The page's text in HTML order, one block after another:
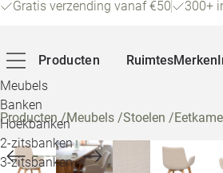
Gratis verzending vanaf €50 300+
Producten
Meubels
Banken
Hoekbanken
2-zitsbanken
3-zitsbanken
RuimtesMerken
Producten/Meubels /Stoelen /